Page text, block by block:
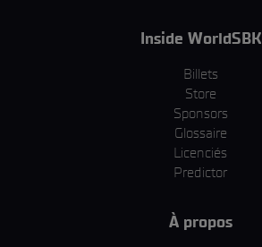
Inside WorldSBK
Billets
Store
Sponsors
Glossaire
Licenciés
Predictor
À propos